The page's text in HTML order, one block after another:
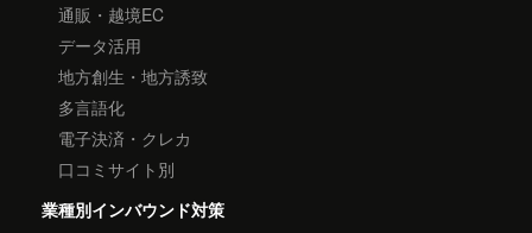
通販・越境EC
データ活用
地方創生・地方誘致
多言語化
電子決済・クレカ
口コミサイト別
業種別インバウンド対策